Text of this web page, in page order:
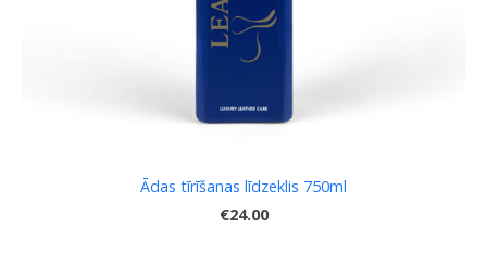
Ādas tīrīšanas līdzeklis 750ml
€24.00